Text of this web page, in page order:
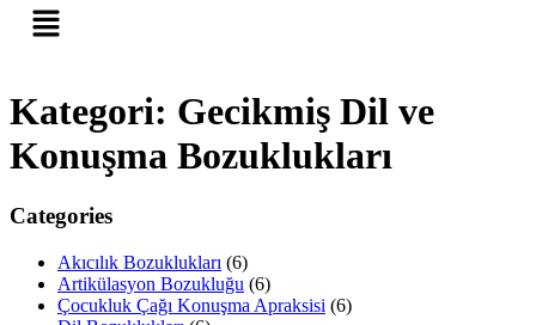
Kategori: Gecikmiş Dil ve
Konuşma Bozuklukları
Categories
Akıcılık Bozuklukları (6)
Artikülasyon Bozukluğu (6)
Çocukluk Çağı Konuşma Apraksisi (6)